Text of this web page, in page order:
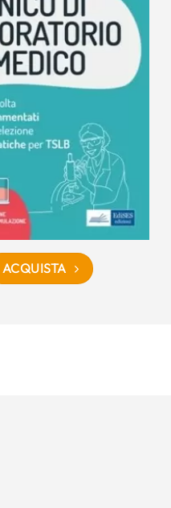
ACQUISTA